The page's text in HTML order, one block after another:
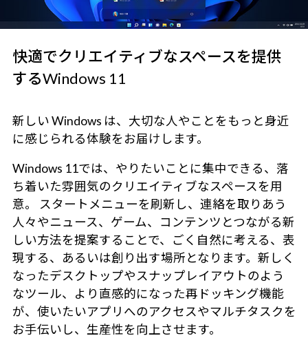
快適でクリエイティブなスペースを提供
するWindows 11
新しい Windows は、大切な人やことをもっと身近
に感じられる体験をお届けします。
Windows 11では、やりたいことに集中できる、落
ち着いた雰囲気のクリエイティブなスペースを用
意。 スタートメニューを刷新し、連絡を取りあう
人々やニュース、ゲーム、コンテンツとつながる新
しい方法を提案することで、ごく自然に考える、表
現する、あるいは創り出す場所となります。新しく
なったデスクトップやスナップレイアウトのよう
なツール、より直感的になった再ドッキング機能
が、使いたいアプリへのアクセスやマルチタスクを
お手伝いし、生産性を向上させます。